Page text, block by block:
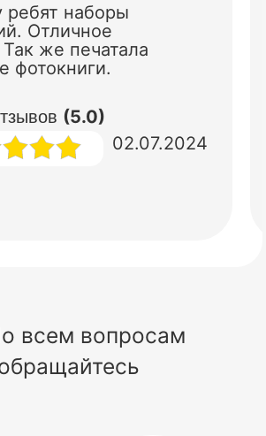
(5.0)
ребят наборы
Отличное
же печатала
фотокниги.
02.07.2024
всем вопросам